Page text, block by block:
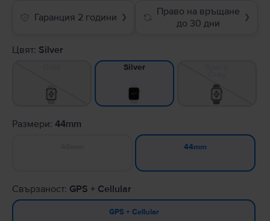
Гаранция 2 години ❯
Право на връщане
до 30 дни
❯
Цвят: Silver
Silver
Размери: 44mm
44mm
Свързаност: GPS + Cellular
GPS + Cellular